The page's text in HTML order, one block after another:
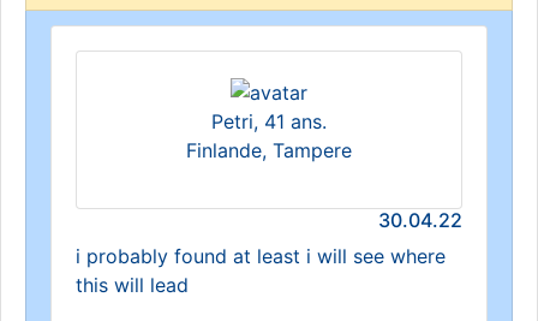
Petri, 41 ans.
Finlande, Tampere
30.04.22
i probably found at least i will see where
this will lead